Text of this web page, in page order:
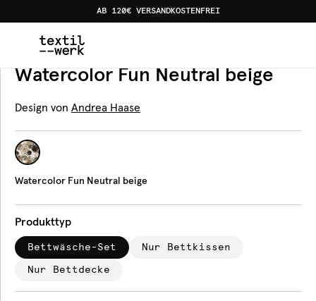
AB 120€ VERSANDKOSTENFREI
Produkte Bettwäsche Watercolor Fun Neutral
Bettwäsche
Watercolor Fun Neutral beige
Design von Andrea Haase
Watercolor Fun Neutral beige
Produkttyp
Bettwäsche-Set Nur Bettkissen
Nur Bettdecke